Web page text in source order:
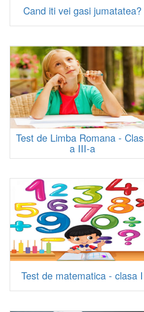
Cand iti vei gasi jumatatea?
Test de Limba Romana -
a III-a
Test de matematica - clasa I